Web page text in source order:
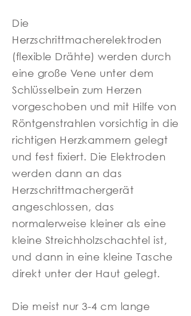
Die
Herzschrittmacherelektroden
(flexible Drähte) werden durch
eine große Vene unter dem
Schlüsselbein zum Herzen
vorgeschoben und mit Hilfe von
Röntgenstrahlen vorsichtig in die
richtigen Herzkammern gelegt
und fest fixiert. Die Elektroden
werden dann an das
Herzschrittmachergerät
angeschlossen, das
normalerweise kleiner als eine
kleine Streichholzschachtel ist,
und dann in eine kleine Tasche
direkt unter der Haut gelegt.
Die meist nur 3-4 cm lange